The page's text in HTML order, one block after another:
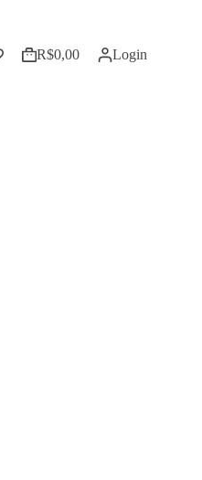
Carrinho
R$0,00 Login